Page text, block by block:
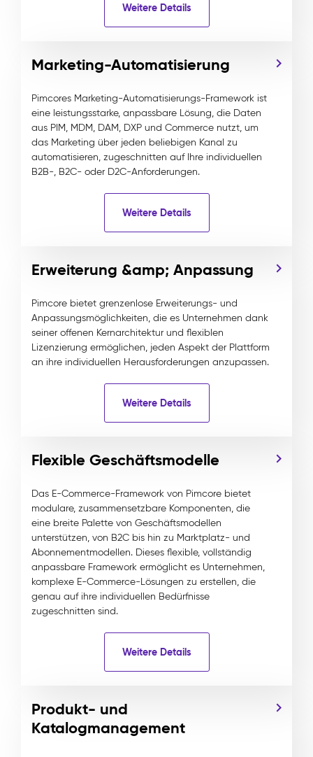
Weitere Details
Marketing-Automatisierung
Pimcores Marketing-Automatisierungs-Framework ist
eine leistungsstarke, anpassbare Lösung, die Daten
aus PIM, MDM, DAM, DXP und Commerce nutzt, um
das Marketing über jeden beliebigen Kanal zu
automatisieren, zugeschnitten auf Ihre individuellen
B2B-, B2C- oder D2C-Anforderungen.
Weitere Details
Erweiterung &amp; Anpassung
Pimcore bietet grenzenlose Erweiterungs- und
Anpassungsmöglichkeiten, die es Unternehmen dank
seiner offenen Kernarchitektur und flexiblen
Lizenzierung ermöglichen, jeden Aspekt der Plattform
an ihre individuellen Herausforderungen anzupassen.
Weitere Details
Flexible Geschäftsmodelle
Das E-Commerce-Framework von Pimcore bietet
modulare, zusammensetzbare Komponenten, die
eine breite Palette von Geschäftsmodellen
unterstützen, von B2C bis hin zu Marktplatz- und
Abonnementmodellen. Dieses flexible, vollständig
anpassbare Framework ermöglicht es Unternehmen,
komplexe E-Commerce-Lösungen zu erstellen, die
genau auf ihre individuellen Bedürfnisse
zugeschnitten sind.
Weitere Details
Produkt- und
Katalogmanagement